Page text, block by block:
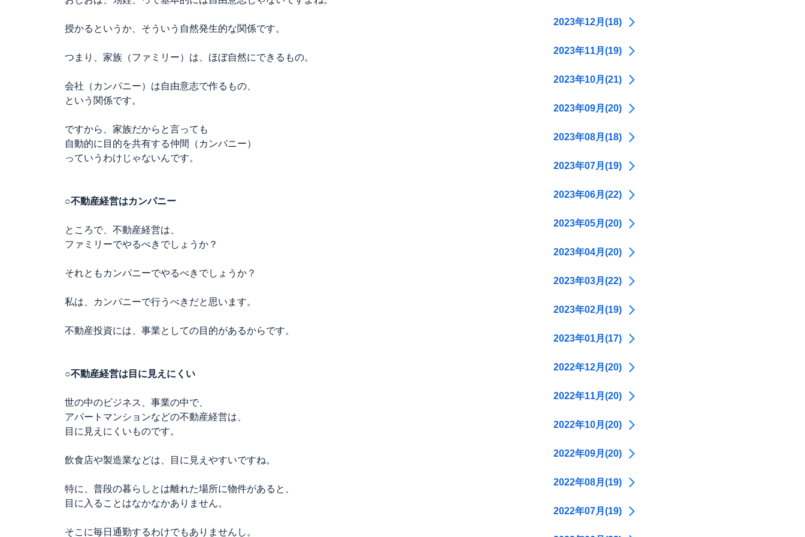
授かるというか、そういう自然発生的な関係です。
つまり、家族（ファミリー）は、ほぼ自然にできるもの。
会社（カンパニー）は自由意志で作るもの、
という関係です。
ですから、家族だからと言っても
自動的に目的を共有する仲間（カンパニー）
っていうわけじゃないんです。
○不動産経営はカンパニー
ところで、不動産経営は、
ファミリーでやるべきでしょうか？
それともカンパニーでやるべきでしょうか？
私は、カンパニーで行うべきだと思います。
不動産投資には、事業としての目的があるからです。
○不動産経営は目に見えにくい
世の中のビジネス、事業の中で、
アパートマンションなどの不動産経営は、
目に見えにくいものです。
飲食店や製造業などは、目に見えやすいですね。
特に、普段の暮らしとは離れた場所に物件があると、
目に入ることはなかなかありません。
そこに毎日通勤するわけでもありませんし。
2023年12月(18)
2023年11月(19)
2023年10月(21)
2023年09月(20)
2023年08月(18)
2023年07月(19)
2023年06月(22)
2023年05月(20)
2023年04月(20)
2023年03月(22)
2023年02月(19)
2023年01月(17)
2022年12月(20)
2022年11月(20)
2022年10月(20)
2022年09月(20)
2022年08月(19)
2022年07月(19)